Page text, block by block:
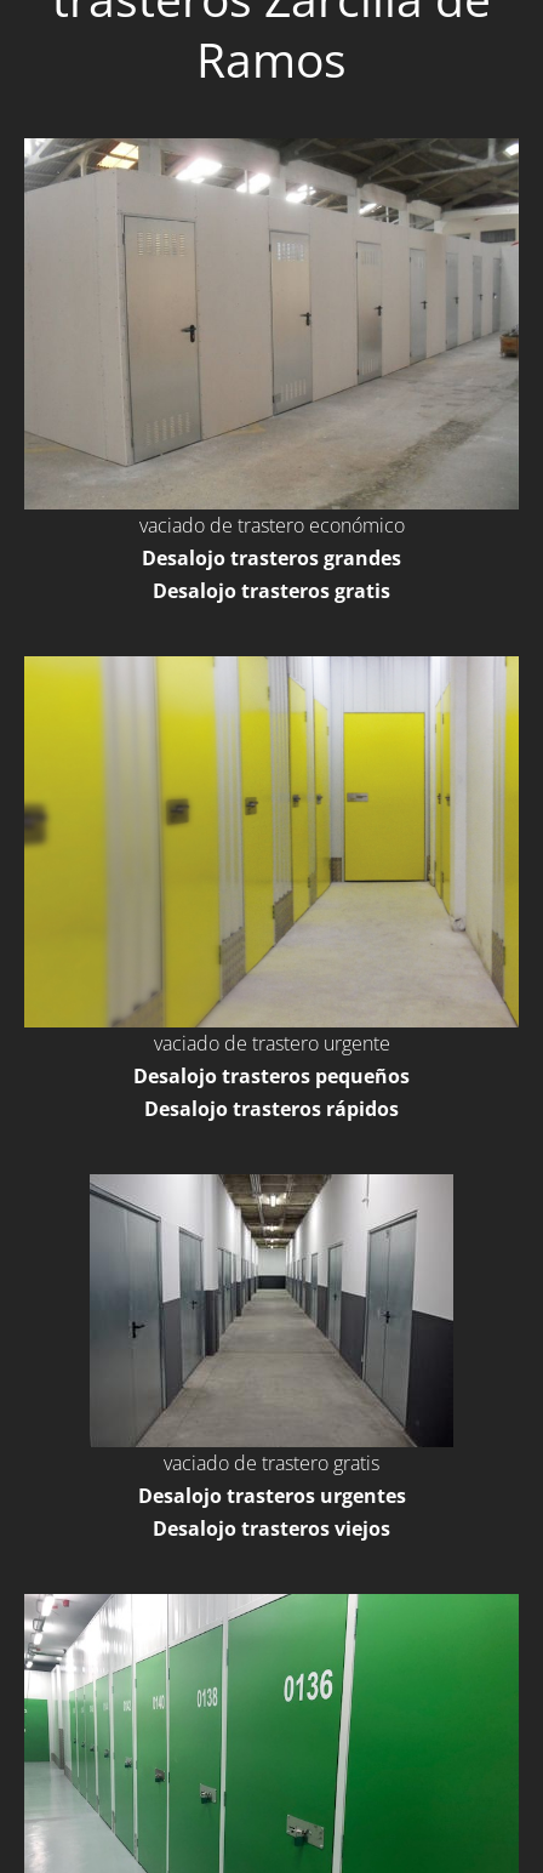
Ramos
vaciado de trastero económico
Desalojo trasteros grandes
Desalojo trasteros gratis
vaciado de trastero urgente
Desalojo trasteros pequeños
Desalojo trasteros rápidos
vaciado de trastero gratis
Desalojo trasteros urgentes
Desalojo trasteros viejos